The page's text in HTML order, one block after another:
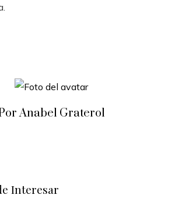
Anabel Graterol
Interesar